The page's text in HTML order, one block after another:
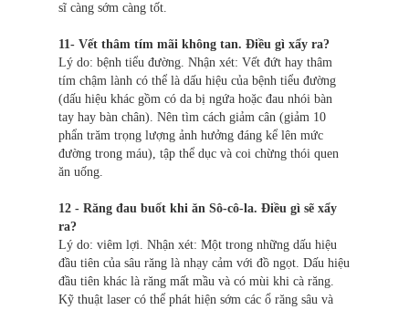
sĩ càng sớm càng tốt.
11- Vết thâm tím mãi không tan. Điều gì xẩy ra?
Lý do: bệnh tiểu đường. Nhận xét: Vết đứt hay thâm
tím chậm lành có thể là dấu hiệu của bệnh tiểu đường
(dấu hiệu khác gồm có da bị ngứa hoặc đau nhói bàn
tay hay bàn chân). Nên tìm cách giảm cân (giảm 10
phẩn trăm trọng lượng ảnh hưởng đáng kể lên mức
đường trong máu), tập thể dục và coi chừng thói quen
ăn uống.
12 - Răng đau buốt khi ăn Sô-cô-la. Điều gì sẽ xẩy
ra?
Lý do: viêm lợi. Nhận xét: Một trong những dấu hiệu
đầu tiên của sâu răng là nhạy cảm với đồ ngọt. Dấu hiệu
đầu tiên khác là răng mất mầu và có mùi khi cà răng.
Kỹ thuật laser có thể phát hiện sớm các ổ răng sâu và